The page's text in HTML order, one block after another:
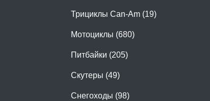
Трициклы Can-Am (19)
Мотоциклы (680)
Питбайки (205)
Скутеры (49)
Снегоходы (98)